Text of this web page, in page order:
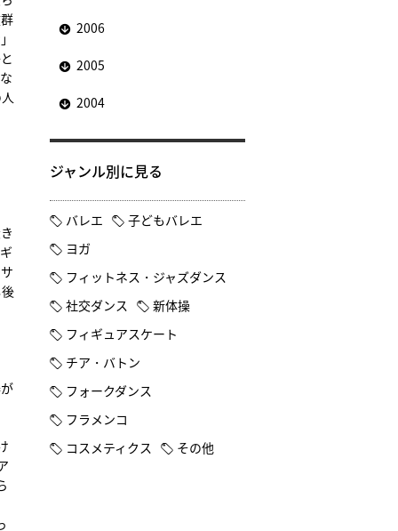
2006
2005
2004
ジャンル別に見る
バレエ
子どもバレエ
ヨガ
フィットネス・ジャズダンス
社交ダンス
新体操
フィギュアスケート
チア・バトン
フォークダンス
フラメンコ
コスメティクス
その他